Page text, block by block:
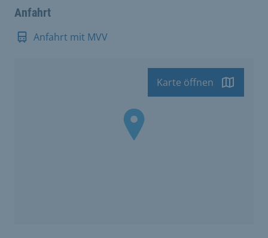
Anfahrt
Anfahrt mit MVV
Karte öffnen